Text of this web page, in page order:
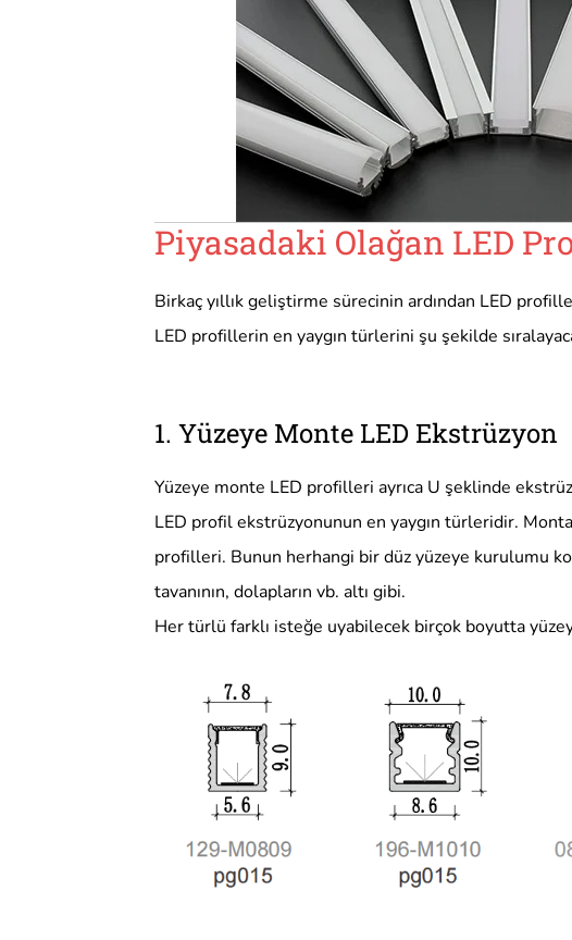
Piyasadaki Olağan LED
Birkaç yıllık geliştirme sürecinin ardından LED
LED profillerin en yaygın türlerini şu şekilde
1. Yüzeye Monte LED Ekstrüzyon
Yüzeye monte LED profilleri ayrıca U şeklinde
LED profil ekstrüzyonunun en yaygın türleridir.
profilleri. Bunun herhangi bir düz yüzeye kurulumu
tavanının, dolapların vb. altı gibi.
Her türlü farklı isteğe uyabilecek birçok boyutta